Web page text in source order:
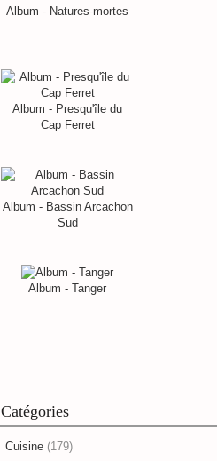
Album - Natures-mortes
Album - Presqu'île du
Cap Ferret
Album - Bassin Arcachon
Sud
Album - Tanger
Catégories
Cuisine (179)